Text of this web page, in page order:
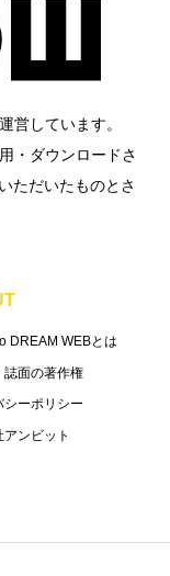
営しています。
・ダウンロードさ
ただいたものとさ
DREAM WEBとは
誌面の著作権
シーポリシー
ンビット